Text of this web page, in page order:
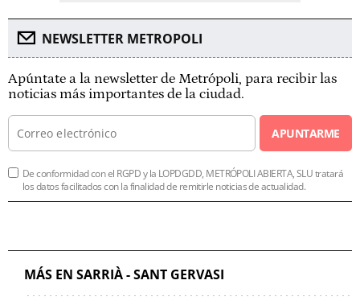
NEWSLETTER METROPOLI
Apúntate a la newsletter de Metrópoli, para recibir las
noticias más importantes de la ciudad.
APUNTARME
De conformidad con el RGPD y la LOPDGDD, METRÓPOLI ABIERTA, SLU tratará
los datos facilitados con la finalidad de remitirle noticias de actualidad.
MÁS EN SARRIÀ - SANT GERVASI